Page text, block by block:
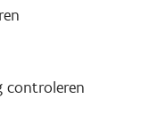
controleren